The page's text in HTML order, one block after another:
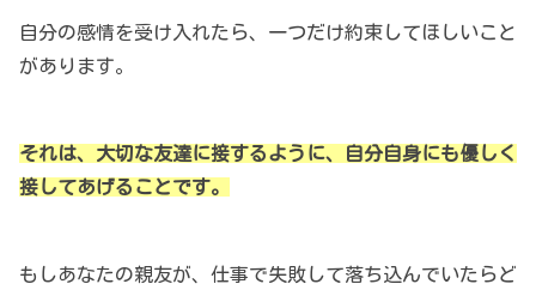
自分の感情を受け入れたら、一つだけ約束してほしいこと
があります。
それは、大切な友達に接するように、自分自身にも優しく
接してあげることです。
もしあなたの親友が、仕事で失敗して落ち込んでいたらど